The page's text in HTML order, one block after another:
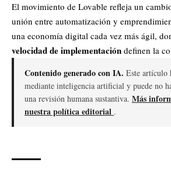
El movimiento de Lovable refleja un
unión entre automatización y
una economía digital cada vez más ágil,
velocidad de implementación definen la
Contenido generado con IA. Este artículo
mediante inteligencia artificial y puede no
una revisión humana sustantiva. Más
nuestra política editorial .